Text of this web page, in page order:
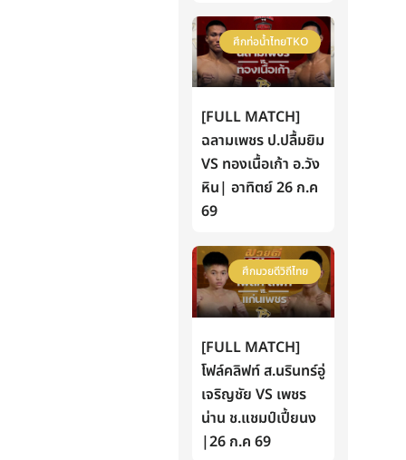
ศึกท่อน้ำไทยTKO
[FULL MATCH]
ฉลามเพชร ป.ปลื้มยิม
VS ทองเนื้อเก้า อ.วัง
หิน| อาทิตย์ 26 ก.ค
69
ศึกมวยดีวิถีไทย
[FULL MATCH]
โฟล์คลิฟท์ ส.นรินทร์อู่
เจริญชัย VS เพชร
น่าน ช.แชมป์เปี้ยนง
|26 ก.ค 69